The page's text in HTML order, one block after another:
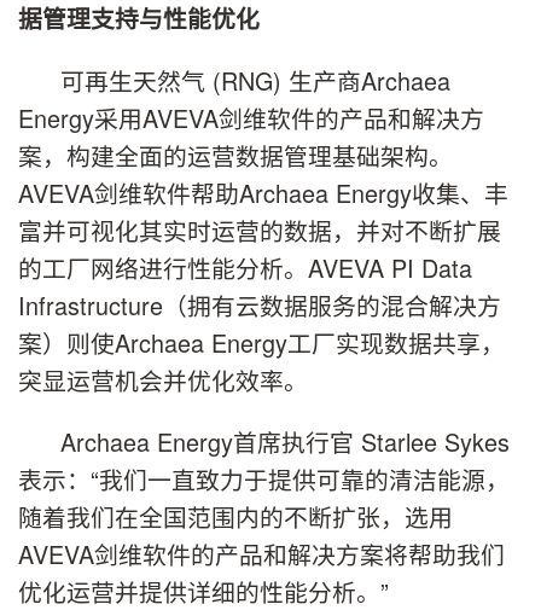
据管理支持与性能优化
可再生天然气 (RNG) 生产商Archaea
Energy采用AVEVA剑维软件的产品和解决方
案，构建全面的运营数据管理基础架构。
AVEVA剑维软件帮助Archaea Energy收集、丰
富并可视化其实时运营的数据，并对不断扩展
的工厂网络进行性能分析。AVEVA PI Data
Infrastructure（拥有云数据服务的混合解决方
案）则使Archaea Energy工厂实现数据共享，
突显运营机会并优化效率。
Archaea Energy首席执行官 Starlee Sykes
表示：“我们一直致力于提供可靠的清洁能源，
随着我们在全国范围内的不断扩张，选用
AVEVA剑维软件的产品和解决方案将帮助我们
优化运营并提供详细的性能分析。”